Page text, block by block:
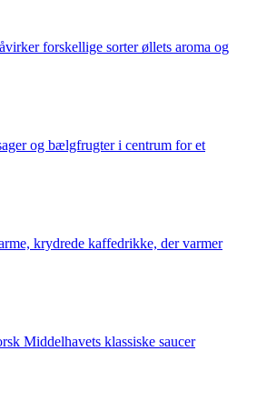
forskellige sorter øllets aroma og
og bælgfrugter i centrum for et
krydrede kaffedrikke, der varmer
Middelhavets klassiske saucer